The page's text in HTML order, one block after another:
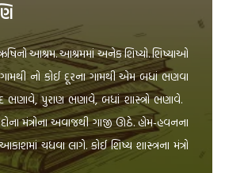
આશ્રમ. આશ્રમમાં અનેક શિષ્યો. શિષ્યાઓ
નો કોઈ દૂરના ગામથી એમ બધાં ભણવા
પુરાણ ભણાવે, બધાં શાસ્ત્રો ભણાવે.
મંત્રોના અવાજથી ગાજી ઊઠે. હોમ-હવનના
ચધવા લાગે. કોઈ શિષ્ય શાસ્ત્રના મંત્રો